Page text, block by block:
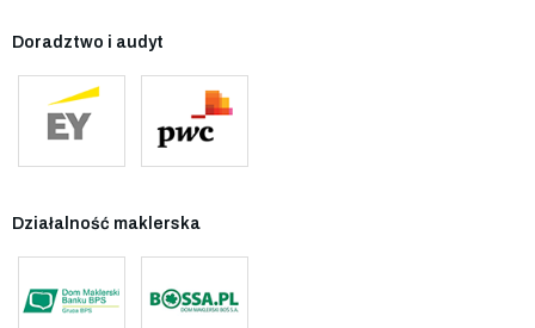
Doradztwo i audyt
Działalność maklerska